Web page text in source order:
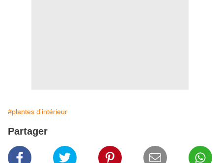
#plantes d'intérieur
Partager